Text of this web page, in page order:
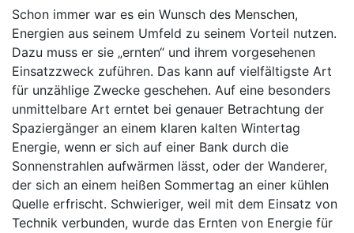
Schon immer war es ein Wunsch des Menschen,
Energien aus seinem Umfeld zu seinem Vorteil nutzen.
Dazu muss er sie „ernten“ und ihrem vorgesehenen
Einsatzzweck zuführen. Das kann auf vielfältigste Art
für unzählige Zwecke geschehen. Auf eine besonders
unmittelbare Art erntet bei genauer Betrachtung der
Spaziergänger an einem klaren kalten Wintertag
Energie, wenn er sich auf einer Bank durch die
Sonnenstrahlen aufwärmen lässt, oder der Wanderer,
der sich an einem heißen Sommertag an einer kühlen
Quelle erfrischt. Schwieriger, weil mit dem Einsatz von
Technik verbunden, wurde das Ernten von Energie für